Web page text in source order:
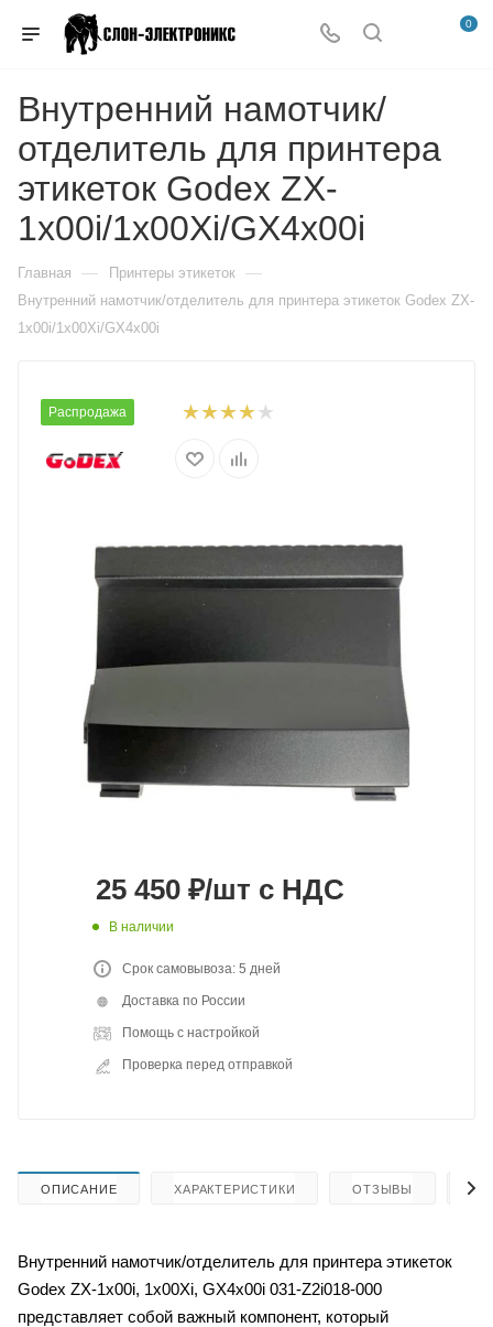
0
Внутренний намотчик/
отделитель для принтера
этикеток Godex ZX-
1x00i/1x00Xi/GX4x00i
Главная — Принтеры этикеток —
Внутренний намотчик/отделитель для принтера этикеток Godex ZX-
1x00i/1x00Xi/GX4x00i
Распродажа
25 450 ₽/шт с НДС
В наличии
Срок самовывоза: 5 дней
Доставка по России
Помощь с настройкой
Проверка перед отправкой
ОПИСАНИЕ ХАРАКТЕРИСТИКИ ОТЗЫВЫ
Внутренний намотчик/отделитель для принтера этикеток
Godex ZX-1x00i, 1x00Xi, GX4x00i 031-Z2i018-000
представляет собой важный компонент, который